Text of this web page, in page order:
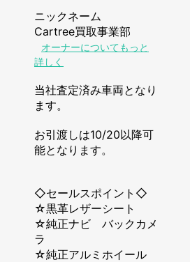
ニックネーム
Cartree買取事業部
オーナーについてもっと
詳しく
当社査定済み車両となり
ます。
お引渡しは10/20以降可
能となります。
◇セールスポイント◇
☆黒革レザーシート
☆純正ナビ バックカメ
ラ
☆純正アルミホイール